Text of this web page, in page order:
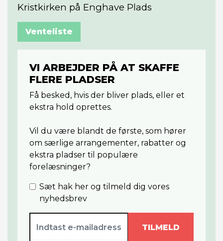
Kristkirken på Enghave Plads
Venteliste
VI ARBEJDER PÅ AT SKAFFE
FLERE PLADSER
Få besked, hvis der bliver plads, eller et
ekstra hold oprettes.
Vil du være blandt de første, som hører
om særlige arrangementer, rabatter og
ekstra pladser til populære
forelæsninger?
Sæt hak her og tilmeld dig vores
nyhedsbrev
TILMELD